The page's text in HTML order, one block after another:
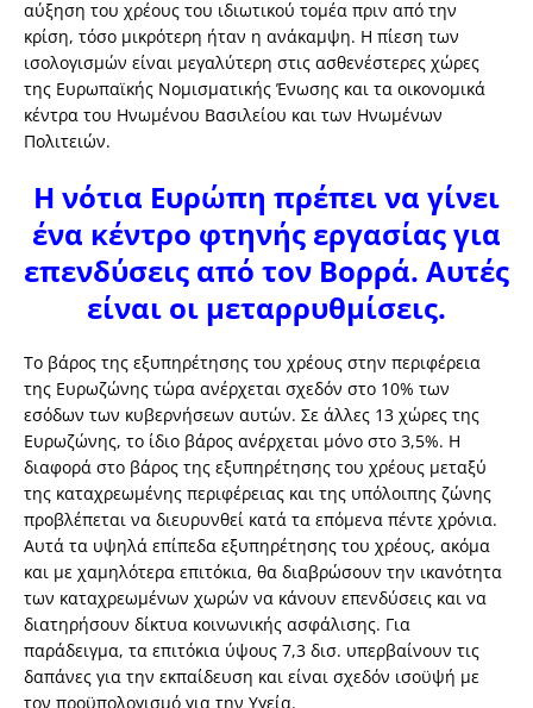
αύξηση του χρέους του ιδιωτικού τομέα πριν από την
κρίση, τόσο μικρότερη ήταν η ανάκαμψη. Η πίεση των
ισολογισμών είναι μεγαλύτερη στις ασθενέστερες χώρες
της Ευρωπαϊκής Νομισματικής Ένωσης και τα οικονομικά
κέντρα του Ηνωμένου Βασιλείου και των Ηνωμένων
Πολιτειών.
Η νότια Ευρώπη πρέπει να γίνει
ένα κέντρο φτηνής εργασίας για
επενδύσεις από τον Βορρά. Αυτές
είναι οι μεταρρυθμίσεις.
Το βάρος της εξυπηρέτησης του χρέους στην περιφέρεια
της Ευρωζώνης τώρα ανέρχεται σχεδόν στο 10% των
εσόδων των κυβερνήσεων αυτών. Σε άλλες 13 χώρες της
Ευρωζώνης, το ίδιο βάρος ανέρχεται μόνο στο 3,5%. Η
διαφορά στο βάρος της εξυπηρέτησης του χρέους μεταξύ
της καταχρεωμένης περιφέρειας και της υπόλοιπης ζώνης
προβλέπεται να διευρυνθεί κατά τα επόμενα πέντε χρόνια.
Αυτά τα υψηλά επίπεδα εξυπηρέτησης του χρέους, ακόμα
και με χαμηλότερα επιτόκια, θα διαβρώσουν την ικανότητα
των καταχρεωμένων χωρών να κάνουν επενδύσεις και να
διατηρήσουν δίκτυα κοινωνικής ασφάλισης. Για
παράδειγμα, τα επιτόκια ύψους 7,3 δισ. υπερβαίνουν τις
δαπάνες για την εκπαίδευση και είναι σχεδόν ισοϋψή με
τον προϋπολογισμό για την Υγεία.